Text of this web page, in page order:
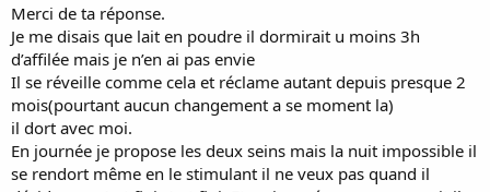
Merci de ta réponse.
Je me disais que lait en poudre il dormirait u moins 3h
d’affilée mais je n’en ai pas envie
Il se réveille comme cela et réclame autant depuis presque 2
mois(pourtant aucun changement a se moment la)
il dort avec moi.
En journée je propose les deux seins mais la nuit impossible il
se rendort même en le stimulant il ne veux pas quand il